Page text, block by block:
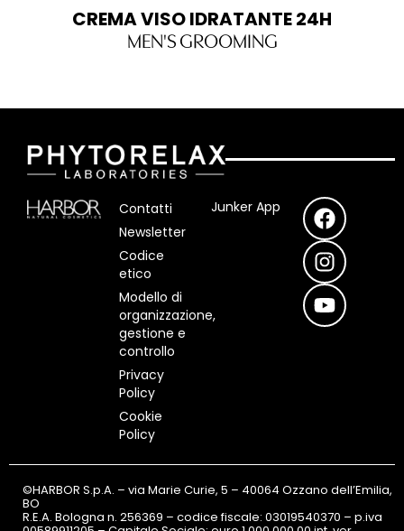
CREMA VISO IDRATANTE 24H
MEN'S GROOMING
Contatti
Newsletter
Codice
etico
Modello di
organizzazione,
gestione e
controllo
Privacy
Policy
Cookie
Policy
Junker App F
a
c
e
b
o
o
I
n
s
t
a
g
r
Y
o
u
t
u
b
e
©HARBOR S.p.A. – via Marie Curie, 5 – 40064 Ozzano dell’Emilia,
BO
R.E.A. Bologna n. 256369 – codice fiscale: 03019540370 – p.iva